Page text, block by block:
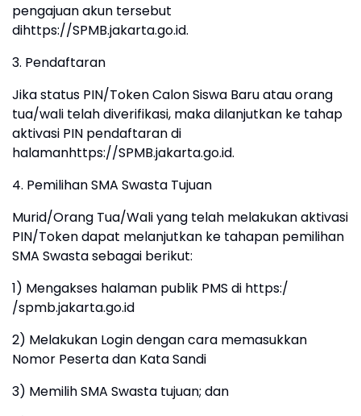
pengajuan akun tersebut
dihttps://SPMB.jakarta.go.id.
3. Pendaftaran
Jika status PIN/Token Calon Siswa Baru atau orang
tua/wali telah diverifikasi, maka dilanjutkan ke tahap
aktivasi PIN pendaftaran di
halamanhttps://SPMB.jakarta.go.id.
4. Pemilihan SMA Swasta Tujuan
Murid/Orang Tua/Wali yang telah melakukan aktivasi
PIN/Token dapat melanjutkan ke tahapan pemilihan
SMA Swasta sebagai berikut:
1) Mengakses halaman publik PMS di https:/
/spmb.jakarta.go.id
2) Melakukan Login dengan cara memasukkan
Nomor Peserta dan Kata Sandi
3) Memilih SMA Swasta tujuan; dan